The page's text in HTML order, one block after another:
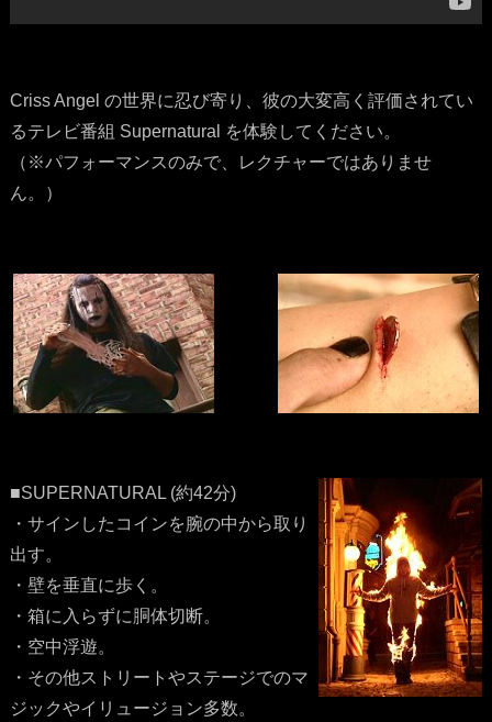
Criss Angel の世界に忍び寄り、彼の大変高く評価されてい
るテレビ番組 Supernatural を体験してください。
（※パフォーマンスのみで、レクチャーではありませ
ん。）
■SUPERNATURAL (約42分)
・サインしたコインを腕の中から取り
出す。
・壁を垂直に歩く。
・箱に入らずに胴体切断。
・空中浮遊。
・その他ストリートやステージでのマ
ジックやイリュージョン多数。